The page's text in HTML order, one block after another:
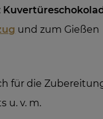
und zum Gießen
für die
u. v. m.